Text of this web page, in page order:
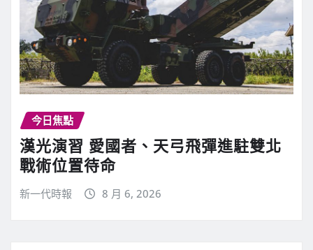
今日焦點
漢光演習 愛國者、天弓飛彈進駐雙北
戰術位置待命
新一代時報 8 月 6, 2026